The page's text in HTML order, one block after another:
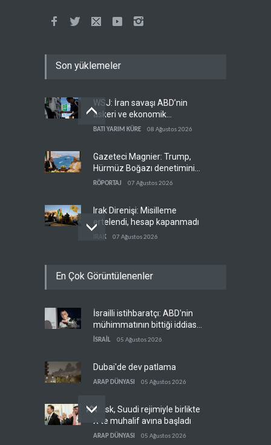
Son yüklemeler
WSJ: İran savaşı ABD’nin
askeri ve ekonomik
kaynaklarını tüketiyor
BATI YARIM KÜRE 08 Ağustos 2026
Gazeteci Magnier: Trump,
Hürmüz Boğazı denetimini
doğrudan İran ve Umman'a
RÖPORTAJ 07 Ağustos 2026
Irak Direnişi: Misilleme
ertelendi, hesap kapanmadı
IRAK 07 Ağustos 2026
dipten sonra yükseldi
BAE, OPEC'ten ayrıldıktan
sonra petrol üretimini rekor
düzeye çıkardı
ARAP DÜNYASI
En Çok Görüntülenenler
İsrailli istihbaratçı: ABD'nin
mühimmatının bittiği iddiası
bir iç kavga
İSRAİL 05 Ağustos 2026
Dubai'de dev patlama
ARAP DÜNYASI 05 Ağustos 2026
Musk, Suudi rejimiyle birlikte
X'te muhalif avına başladı
ARAP DÜNYASI 05 Ağustos 2026